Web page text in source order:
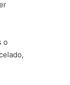
o